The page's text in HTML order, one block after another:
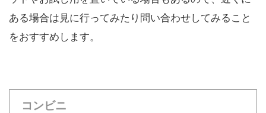
ある場合は見に行ってみたり問い合わせしてみること
をおすすめします。
コンビニ